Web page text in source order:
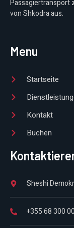
Passagiertransport
von Shkodra aus.
Menu
Startseite
Kontakt
Buchen
Sheshi
+355 68 300